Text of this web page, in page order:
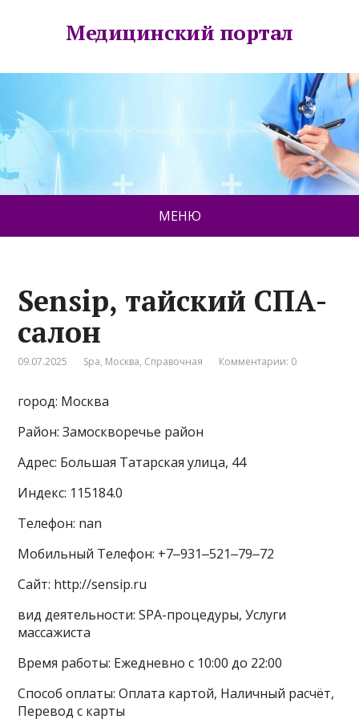
Медицинский портал
МЕНЮ
Sensip, тайский СПА-
салон
09.07.2025 Spa, Москва, Справочная Комментарии: 0
город: Москва
Район: Замоскворечье район
Адрес: Большая Татарская улица, 44
Индекс: 115184.0
Телефон: nan
Мобильный Телефон: +7‒931‒521‒79‒72
Сайт: http://sensip.ru
вид деятельности: SPA-процедуры, Услуги
массажиста
Время работы: Ежедневно с 10:00 до 22:00
Способ оплаты: Оплата картой, Наличный расчёт,
Перевод с карты